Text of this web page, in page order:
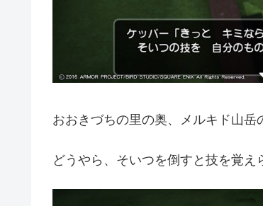
おおきづちの里の奥、メルキド山岳
どうやら、そいつを倒すと技を覚え